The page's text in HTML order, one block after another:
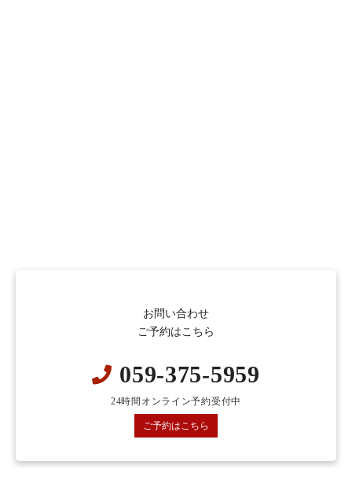
お問い合わせ
ご予約はこちら
059-375-5959
24時間オンライン予約受付中
ご予約はこちら